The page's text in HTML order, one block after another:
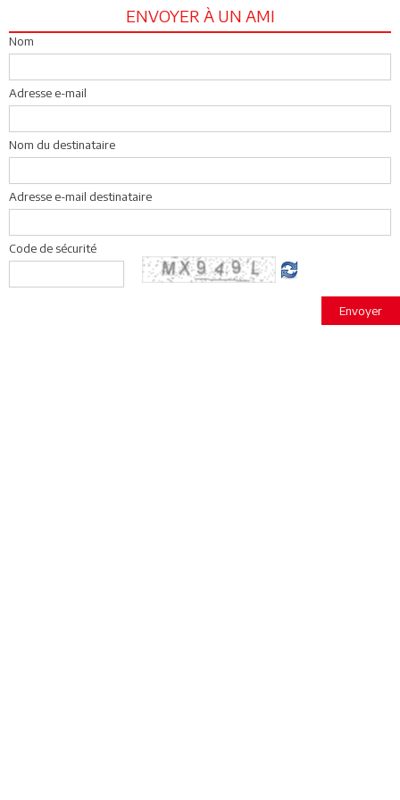
ENVOYER À UN AMI
Nom
Adresse e-mail
Nom du destinataire
Adresse e-mail destinataire
Code de sécurité
Envoyer